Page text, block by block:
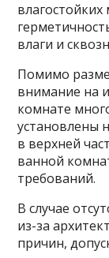
влаги и
Помимо
внимание на
комнате
установлены
в верхней
ванной
требований.
В случае
из-за
причин,